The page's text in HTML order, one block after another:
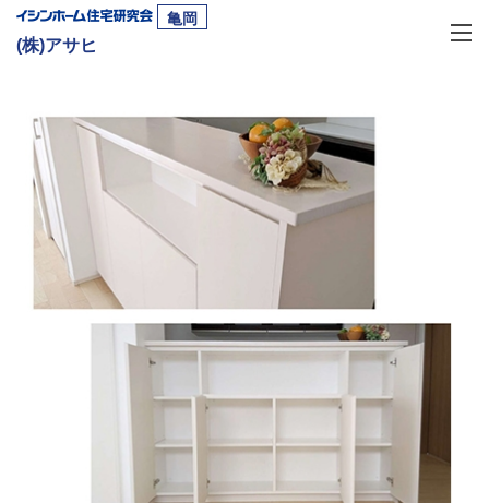
亀岡
(株)アサヒ